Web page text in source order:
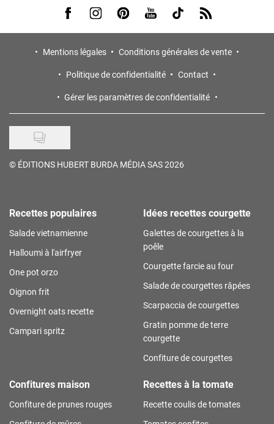
Visit us on Facebook
Visit us on Instagram
Visit us on Pinterest
Visit us on Youtube
Visit us on Tiktok
Visit us on Rss
Mentions légales
Conditions générales de vente
Politique de confidentialité
Contact
Gérer les paramètres de confidentialité
© ÉDITIONS HUBERT BURDA MÉDIA SAS 2026
Recettes populaires
Salade vietnamienne
Halloumi à l'airfryer
One pot orzo
Oignon frit
Overnight oats recette
Campari spritz
Idées recettes courgette
Galettes de courgettes à la
poêle
Courgette farcie au four
Salade de courgettes râpées
Scarpaccia de courgettes
Gratin pomme de terre
courgette
Confiture de courgettes
Confitures maison
Confiture de prunes rouges
Recettes à la tomate
Recette coulis de tomates